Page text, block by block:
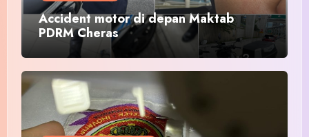
Accident motor di depan Maktab
PDRM Cheras